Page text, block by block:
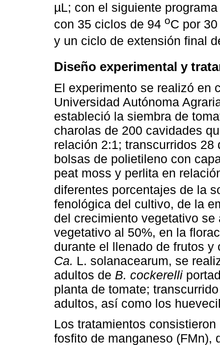
µL; con el siguiente
con 35 ciclos de 94 oC por
y un ciclo de extensión final
Diseño experimental y
El experimento se realizó en
Universidad Autónoma
estableció la siembra de
charolas de 200 cavidades
relación 2:1; transcurridos
bolsas de polietileno con
peat moss y perlita en
diferentes porcentajes de la
fenológica del cultivo, de la
del crecimiento vegetativo
vegetativo al 50%, en la
durante el llenado de frutos
Ca. L. solanacearum, se
adultos de B. cockerelli
planta de tomate;
adultos, así como los
Los tratamientos
fosfito de manganeso (FMn),